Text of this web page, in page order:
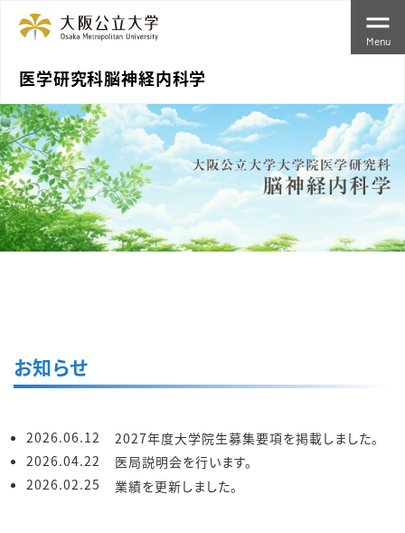
医学研究科脳神経内科学
Menu
お知らせ
2026.06.12
2027年度大学院生募集要項を掲載しました。
2026.04.22
医局説明会を行います。
2026.02.25
業績を更新しました。